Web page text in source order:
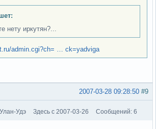
нету иркутян?...
admin.cgi?ch= … ck=yadviga
#9
2007-03-28 09:28:50
Удэ Здесь с 2007-03-26 Сообщений: 6